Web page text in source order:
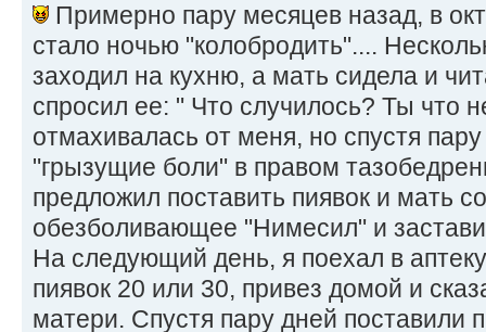
Примерно пару месяцев назад, в
стало ночью "колобродить"....
заходил на кухню, а мать сидела и
спросил ее: " Что случилось? Ты что
отмахивалась от меня, но спустя
"грызущие боли" в правом
предложил поставить пиявок и мать
обезболивающее "Нимесил" и
На следующий день, я поехал в
пиявок 20 или 30, привез домой и
матери. Спустя пару дней поставили